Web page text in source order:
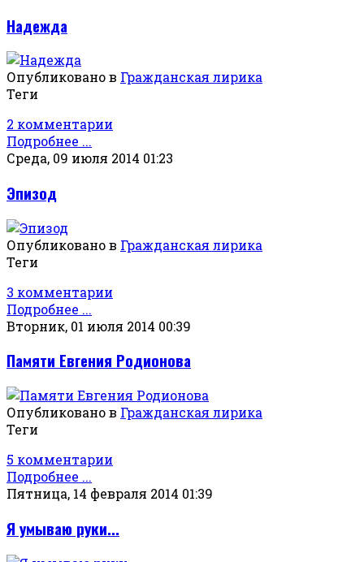
Надежда
Опубликовано в Гражданская лирика
Теги
2 комментарии
Подробнее ...
Среда, 09 июля 2014 01:23
Эпизод
Опубликовано в Гражданская лирика
Теги
3 комментарии
Подробнее ...
Вторник, 01 июля 2014 00:39
Памяти Евгения Родионова
Опубликовано в Гражданская лирика
Теги
5 комментарии
Подробнее ...
Пятница, 14 февраля 2014 01:39
Я умываю руки...